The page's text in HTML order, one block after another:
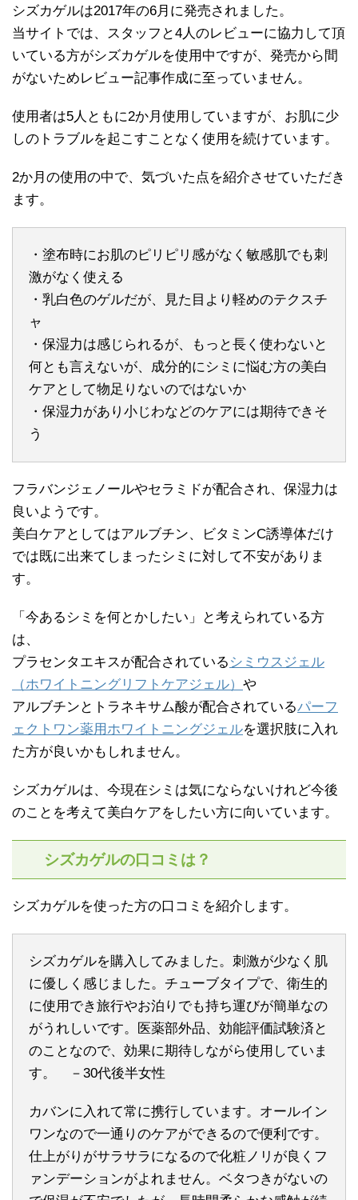
シズカゲルは2017年の6月に発売されました。
当サイトでは、スタッフと4人のレビューに協力して頂
いている方がシズカゲルを使用中ですが、発売から間
がないためレビュー記事作成に至っていません。
使用者は5人ともに2か月使用していますが、お肌に少
しのトラブルを起こすことなく使用を続けています。
2か月の使用の中で、気づいた点を紹介させていただき
ます。
・塗布時にお肌のピリピリ感がなく敏感肌でも刺
激がなく使える
・乳白色のゲルだが、見た目より軽めのテクスチ
ャ
・保湿力は感じられるが、もっと長く使わないと
何とも言えないが、成分的にシミに悩む方の美白
ケアとして物足りないのではないか
・保湿力があり小じわなどのケアには期待できそ
う
フラバンジェノールやセラミドが配合され、保湿力は
良いようです。
美白ケアとしてはアルブチン、ビタミンC誘導体だけ
では既に出来てしまったシミに対して不安がありま
す。
「今あるシミを何とかしたい」と考えられている方
は、
プラセンタエキスが配合されている シミウスジェル
（ホワイトニングリフトケアジェル） や
アルブチンとトラネキサム酸が配合されているパーフ
ェクトワン薬用ホワイトニングジェルを選択肢に入れ
た方が良いかもしれません。
シズカゲルは、今現在シミは気にならないけれど今後
のことを考えて美白ケアをしたい方に向いています。
シズカゲルの口コミは？
シズカゲルを使った方の口コミを紹介します。
シズカゲルを購入してみました。刺激が少なく肌
に優しく感じました。チューブタイプで、衛生的
に使用でき旅行やお泊りでも持ち運びが簡単なの
がうれしいです。医薬部外品、効能評価試験済と
のことなので、効果に期待しながら使用していま
す。 －30代後半女性
カバンに入れて常に携行しています。オールイン
ワンなので一通りのケアができるので便利です。
仕上がりがサラサラになるので化粧ノリが良くフ
ァンデーションがよれません。ベタつきがないの